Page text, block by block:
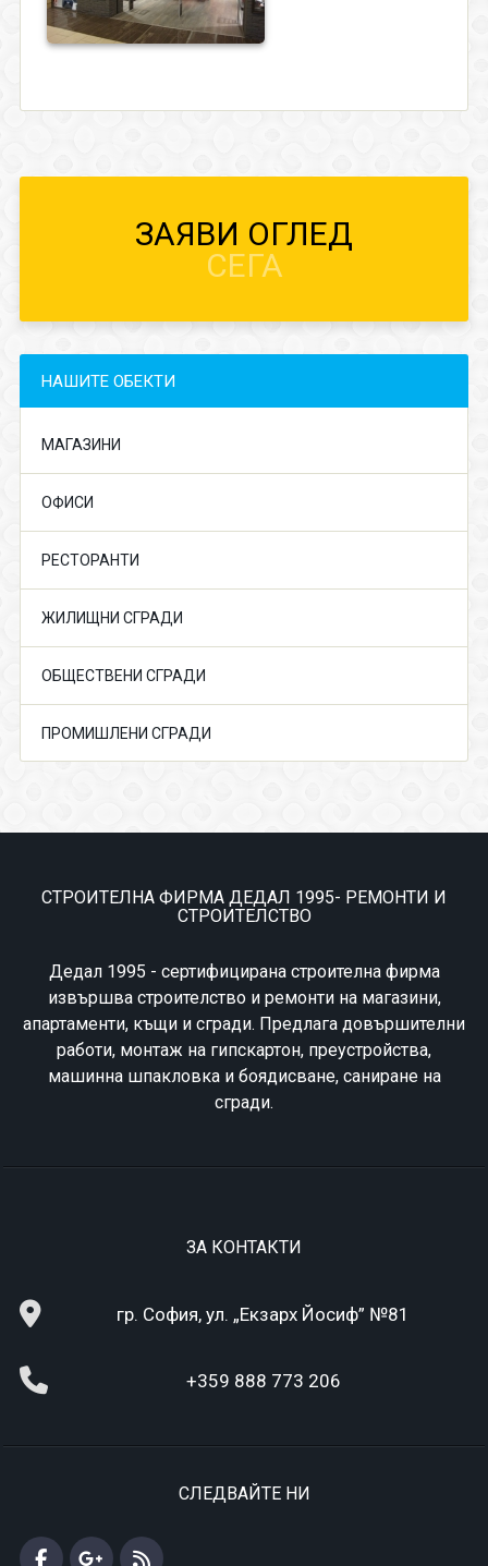
ЗАЯВИ ОГЛЕД
СЕГА
НАШИТЕ ОБЕКТИ
МАГАЗИНИ
ОФИСИ
РЕСТОРАНТИ
ЖИЛИЩНИ СГРАДИ
ОБЩЕСТВЕНИ СГРАДИ
ПРОМИШЛЕНИ СГРАДИ
СТРОИТЕЛНА ФИРМА ДЕДАЛ 1995- РЕМОНТИ И
СТРОИТЕЛСТВО
Дедал 1995 - сертифицирана строителна фирма
извършва строителство и ремонти на магазини,
апартаменти, къщи и сгради. Предлага довършителни
работи, монтаж на гипскартон, преустройства,
машинна шпакловка и боядисване, саниране на
сгради.
ЗА КОНТАКТИ
гр. София, ул. „Екзарх Йосиф” №81
+359 888 773 206
СЛЕДВАЙТЕ НИ